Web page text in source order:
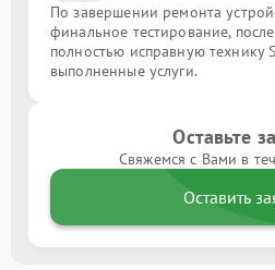
По завершении ремонта
финальное тестирование,
полностью исправную технику
выполненные услуги.
Оставьте
Свяжемся с Вами в
Оставить